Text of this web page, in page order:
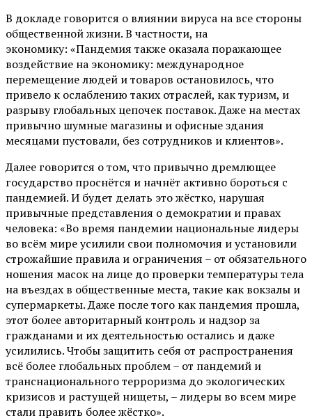
В докладе говорится о влиянии вируса на все стороны
общественной жизни. В частности, на
экономику: «Пандемия также оказала поражающее
воздействие на экономику: международное
перемещение людей и товаров остановилось, что
привело к ослаблению таких отраслей, как туризм, и
разрыву глобальных цепочек поставок. Даже на местах
привычно шумные магазины и офисные здания
месяцами пустовали, без сотрудников и клиентов».
Далее говорится о том, что привычно дремлющее
государство проснётся и начнёт активно бороться с
пандемией. И будет делать это жёстко, нарушая
привычные представления о демократии и правах
человека: «Во время пандемии национальные лидеры
во всём мире усилили свои полномочия и установили
строжайшие правила и ограничения – от обязательного
ношения масок на лице до проверки температуры тела
на въездах в общественные места, такие как вокзалы и
супермаркеты. Даже после того как пандемия прошла,
этот более авторитарный контроль и надзор за
гражданами и их деятельностью остались и даже
усилились. Чтобы защитить себя от распространения
всё более глобальных проблем – от пандемий и
транснационального терроризма до экологических
кризисов и растущей нищеты, – лидеры во всем мире
стали править более жёстко».